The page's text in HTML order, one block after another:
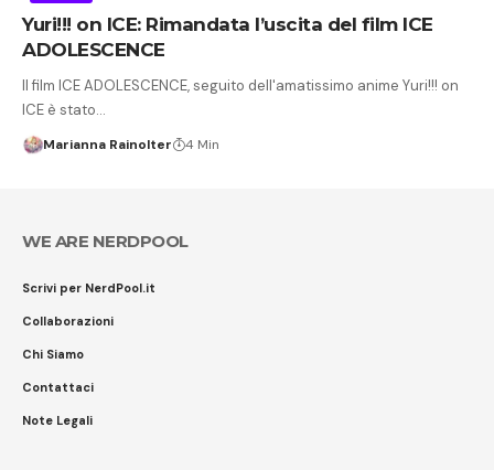
Yuri!!! on ICE: Rimandata l’uscita del film ICE
ADOLESCENCE
Il film ICE ADOLESCENCE, seguito dell'amatissimo anime Yuri!!! on
ICE è stato…
Marianna Rainolter 4 Min
WE ARE NERDPOOL
Scrivi per NerdPool.it
Collaborazioni
Chi Siamo
Contattaci
Note Legali